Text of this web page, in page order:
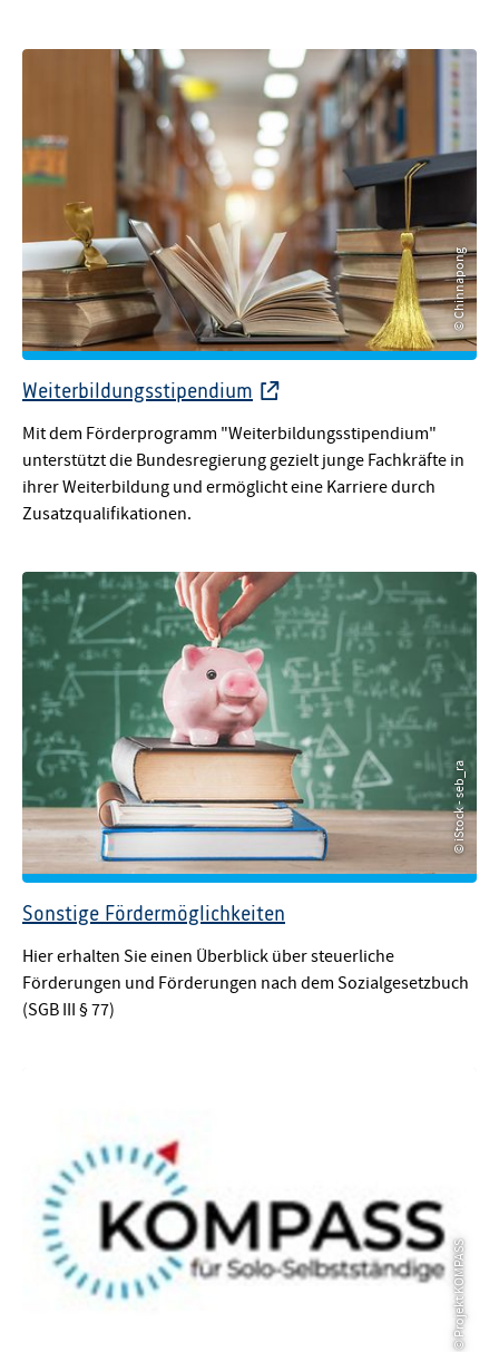
© Chinnapong
Weiterbildungsstipendium
Mit dem Förderprogramm "Weiterbildungsstipendium"
unterstützt die Bundesregierung gezielt junge Fachkräfte in
ihrer Weiterbildung und ermöglicht eine Karriere durch
Zusatzqualifikationen.
© iStock - seb_ra
Sonstige Fördermöglichkeiten
Hier erhalten Sie einen Überblick über steuerliche
Förderungen und Förderungen nach dem Sozialgesetzbuch
(SGB III § 77)
© Projekt KOMPASS